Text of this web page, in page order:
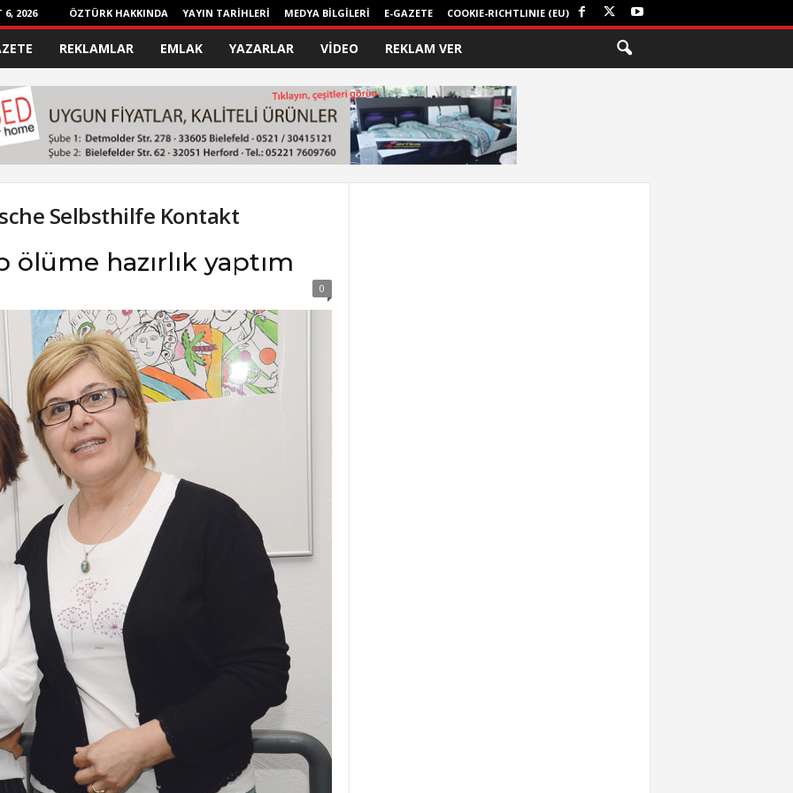
6, 2026 ÖZTÜRK HAKKINDA YAYIN TARİHLERİ MEDYA BİLGİLERİ E-GAZETE COOKIE-RICHTLINIE (EU)
REKLAMLAR EMLAK YAZARLAR VİDEO REKLAM VER
Selbsthilfe Kontakt
ölüme hazırlık yaptım
0